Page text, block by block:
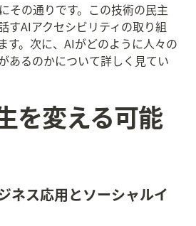
その通りです。この技術の民主
すAIアクセシビリティの取り組
す。次に、AIがどのように人々の
あるのかについて詳しく見てい
を変える可能
ネス応用とソーシャルイ